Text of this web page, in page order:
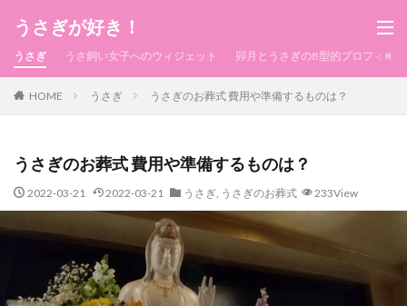
うさぎが好き！
うさぎ うさ飼い女子へのウィジェット 卯月とうさぎのB型的プロフィール
HOME うさぎ うさぎのお葬式 費用や準備するものは？
うさぎのお葬式 費用や準備するものは？
2022-03-21 2022-03-21 うさぎ, うさぎのお葬式 233View